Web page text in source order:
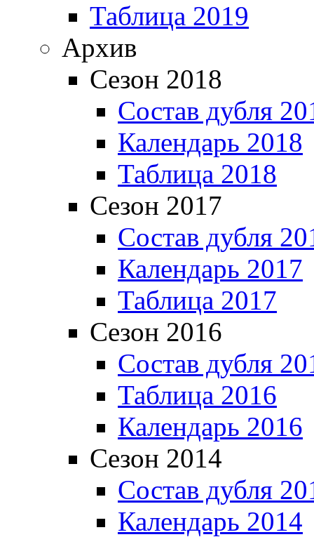
Таблица 2019
Архив
Сезон 2018
Состав дубля
Календарь 2018
Таблица 2018
Сезон 2017
Состав дубля
Календарь 2017
Таблица 2017
Сезон 2016
Состав дубля
Таблица 2016
Календарь 2016
Сезон 2014
Состав дубля
Календарь 2014